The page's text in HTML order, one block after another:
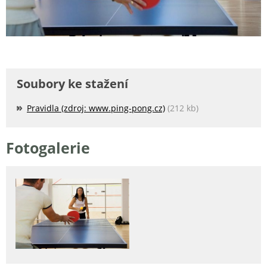
Soubory ke stažení
Pravidla (zdroj: www.ping-pong.cz) (212 kb)
Fotogalerie